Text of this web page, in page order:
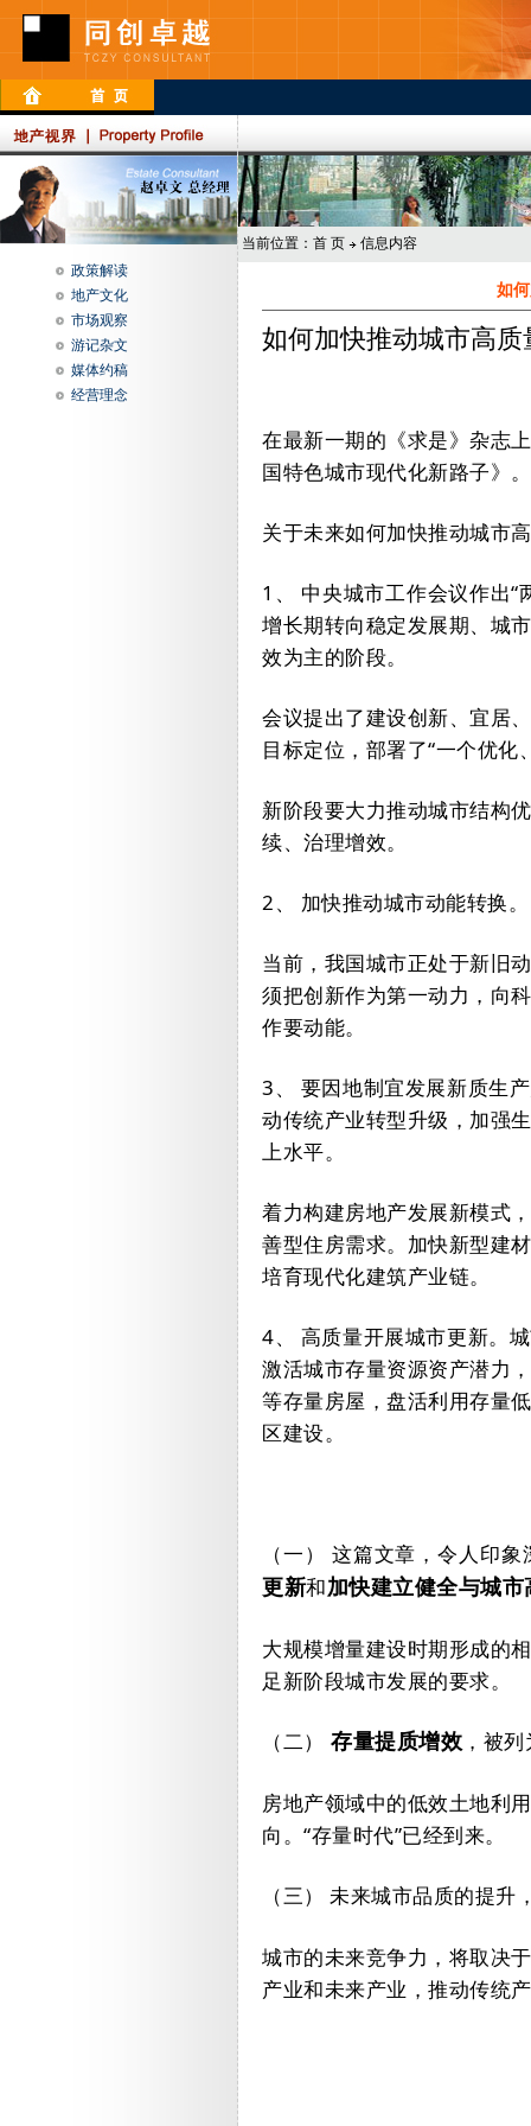
政策解读
地产文化
市场观察
游记杂文
媒体约稿
经营理念
当前位置： 首 页 信息内容
如
如何加快推动城市高质
在最新一期的《求是》杂志
国特色城市现代化新路子》。
关于未来如何加快推动城市
1、
中央城市工作会议作出“
增长期转向稳定发展期、城
效为主的阶段。
会议提出了建设创新、宜居
目标定位，部署了“一个优化
新阶段要大力推动城市结构
续、治理增效。
2、 加快推动城市动能转换。
当前，我国城市正处于新旧
须把创新作为第一动力，向
作要动能。
3、
要因地制宜发展新质生
动传统产业转型升级，加强
上水平。
着力构建房地产发展新模式
善型住房需求。加快新型建
培育现代化建筑产业链。
4、
高质量开展城市更新。
激活城市存量资源资产潜力
等存量房屋，盘活利用存量
区建设。
（一） 这篇文章，令人印象
更新和加快建立健全与城
大规模增量建设时期形成的
足新阶段城市发展的要求。
（二） 存量提质增效 ，被
房地产领域中的低效土地利
向。“存量时代”已经到来。
（三） 未来城市品质的提升
城市的未来竞争力，将取决
产业和未来产业，推动传统